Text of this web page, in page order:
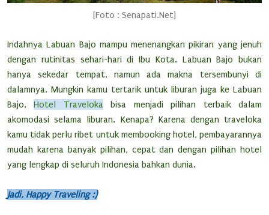
[Foto : Senapati.Net]
Indahnya Labuan Bajo mampu menenangkan pikiran yang jenuh
dengan rutinitas sehari-hari di Ibu Kota. Labuan Bajo bukan
hanya sekedar tempat, namun ada makna tersembunyi di
dalamnya. Mungkin kamu tertarik untuk liburan juga ke Labuan
Bajo,Hotel Travelokabisa menjadi pilihan terbaik dalam
akomodasi selama liburan. Kenapa? Karena dengan traveloka
kamu tidak perlu ribet untuk membooking hotel, pembayarannya
mudah karena banyak pilihan, cepat dan dengan pilihan hotel
yang lengkap di seluruh Indonesia bahkan dunia.
Jadi, Happy Traveling :)